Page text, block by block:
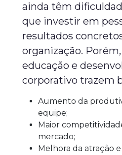
ainda têm
que investir em
resultados
organização.
educação e
corporativo trazem
Aumento da
equipe;
Maior
mercado;
Melhora da atração